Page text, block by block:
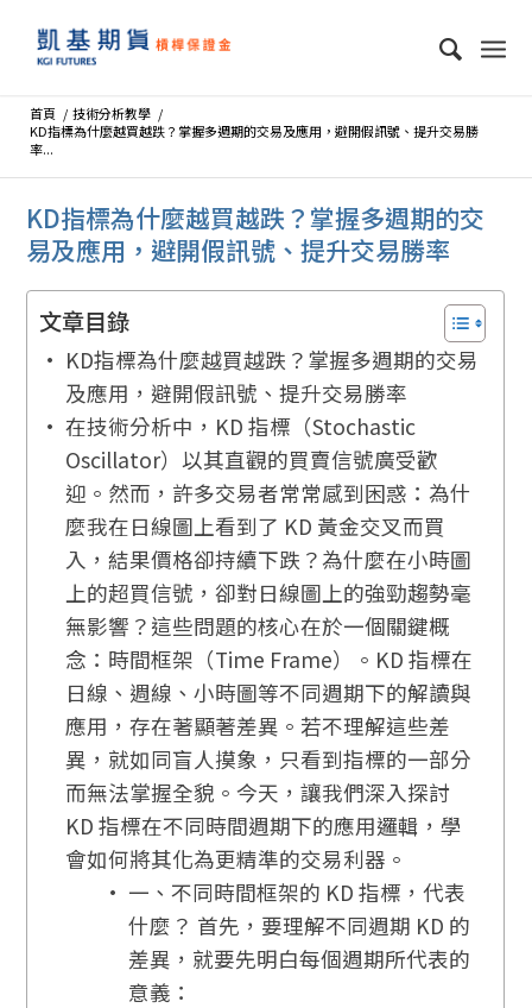
首頁 / 技術分析教學 /
KD指標為什麼越買越跌？掌握多週期的交易及應用，避開假訊號、提升交易勝
率...
KD指標為什麼越買越跌？掌握多週期的交
易及應用，避開假訊號、提升交易勝率
文章目錄
KD指標為什麼越買越跌？掌握多週期的交易
及應用，避開假訊號、提升交易勝率
在技術分析中，KD 指標（Stochastic
Oscillator）以其直觀的買賣信號廣受歡
迎。然而，許多交易者常常感到困惑：為什
麼我在日線圖上看到了 KD 黃金交叉而買
入，結果價格卻持續下跌？為什麼在小時圖
上的超買信號，卻對日線圖上的強勁趨勢毫
無影響？這些問題的核心在於一個關鍵概
念：時間框架（Time Frame）。KD 指標在
日線、週線、小時圖等不同週期下的解讀與
應用，存在著顯著差異。若不理解這些差
異，就如同盲人摸象，只看到指標的一部分
而無法掌握全貌。今天，讓我們深入探討
KD 指標在不同時間週期下的應用邏輯，學
會如何將其化為更精準的交易利器。
一、不同時間框架的 KD 指標，代表
什麼？ 首先，要理解不同週期 KD 的
差異，就要先明白每個週期所代表的
意義：